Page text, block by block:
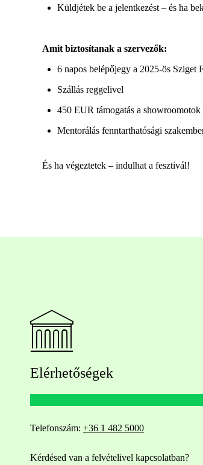
Küldjétek be a jelentkezést – és ha
Amit biztosítanak a szervezők:
6 napos belépőjegy a 2025-ös Sziget
Szállás reggelivel
450 EUR támogatás a showroomotok
Mentorálás fenntarthatósági
És ha végeztetek – indulhat a fesztivál!
Elérhetőségek
Telefonszám: +36 1 482 5000
Kérdésed van a felvételivel kapcsolatban?